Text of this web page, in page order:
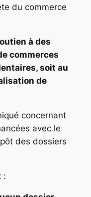
du commerce
à des
commerces
soit au
de
concernant
avec le
des dossiers
: